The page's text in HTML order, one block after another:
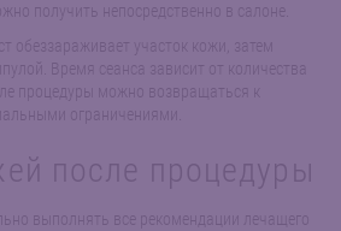
получить непосредственно в салоне.
обеззараживает участок кожи, затем
Время сеанса зависит от количества
процедуры можно возвращаться к
ограничениями.
после процедуры
выполнять все рекомендации лечащего